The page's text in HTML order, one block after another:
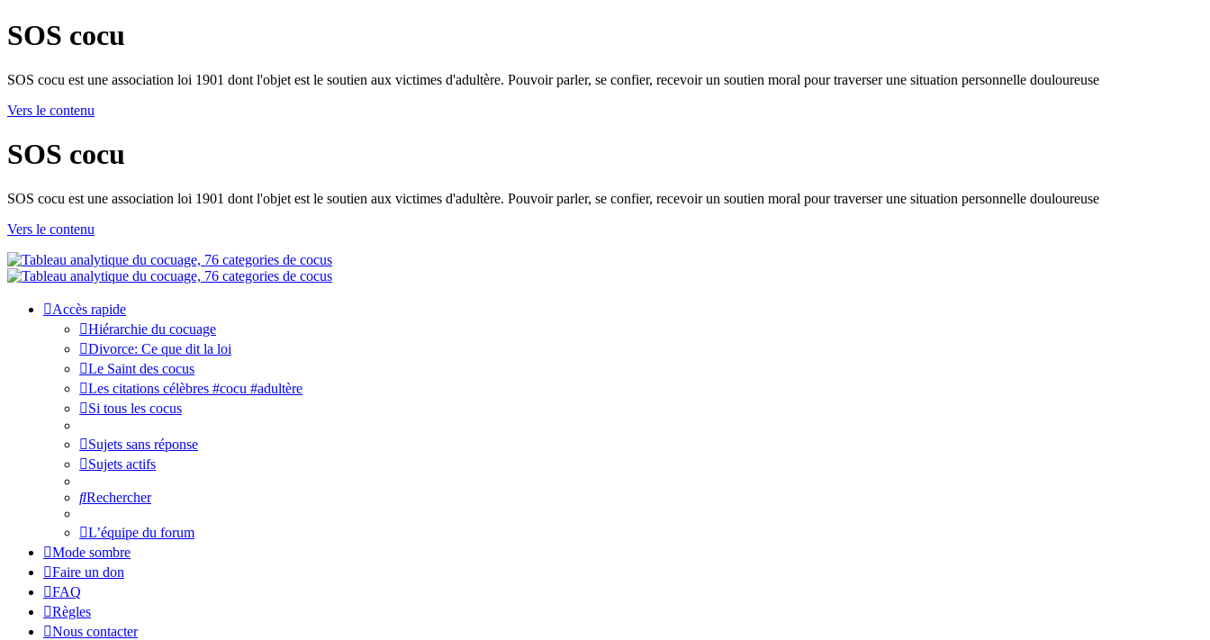
SOS cocu
SOS cocu est une association loi 1901 dont l'objet est le soutien aux victimes d'adultère. Pouvoir parler, se confier, recevoir un soutien moral pour traverser une situation personnelle douloureuse
Vers le contenu
SOS cocu
SOS cocu est une association loi 1901 dont l'objet est le soutien aux victimes d'adultère. Pouvoir parler, se confier, recevoir un soutien moral pour traverser une situation personnelle douloureuse
Vers le contenu
Accès rapide
Hiérarchie du cocuage
Divorce: Ce que dit la loi
Le Saint des cocus
Les citations célèbres #cocu #adultère
Si tous les cocus
Sujets sans réponse
Sujets actifs
Rechercher
L’équipe du forum
Mode sombre
Faire un don
FAQ
Règles
Nous contacter